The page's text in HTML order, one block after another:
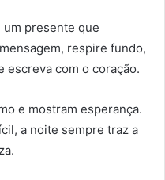
presente que
respire fundo,
escreva com o coração.
e mostram esperança.
a noite sempre traz a